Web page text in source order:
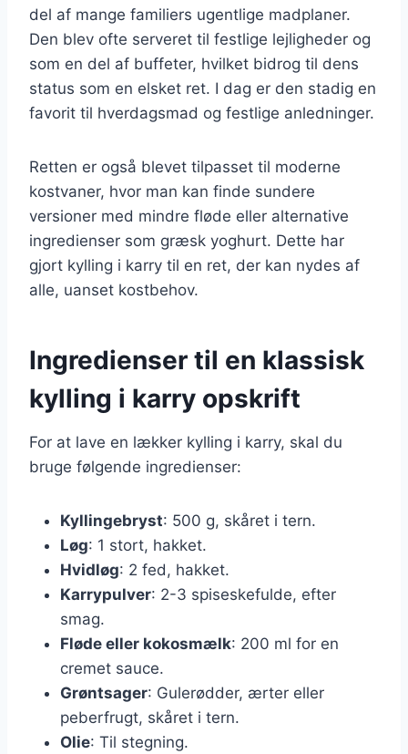
del af mange familiers ugentlige madplaner.
Den blev ofte serveret til festlige lejligheder og
som en del af buffeter, hvilket bidrog til dens
status som en elsket ret. I dag er den stadig en
favorit til hverdagsmad og festlige anledninger.
Retten er også blevet tilpasset til moderne
kostvaner, hvor man kan finde sundere
versioner med mindre fløde eller alternative
ingredienser som græsk yoghurt. Dette har
gjort kylling i karry til en ret, der kan nydes af
alle, uanset kostbehov.
Ingredienser til en klassisk
kylling i karry opskrift
For at lave en lækker kylling i karry, skal du
bruge følgende ingredienser:
Kyllingebryst: 500 g, skåret i tern.
Løg: 1 stort, hakket.
Hvidløg: 2 fed, hakket.
Karrypulver: 2-3 spiseskefulde, efter
smag.
Fløde eller kokosmælk: 200 ml for en
cremet sauce.
Grøntsager: Gulerødder, ærter eller
peberfrugt, skåret i tern.
Olie: Til stegning.